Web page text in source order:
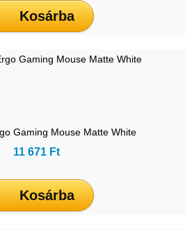
Kosárba
Gaming Mouse Matte White
11 671 Ft
Kosárba